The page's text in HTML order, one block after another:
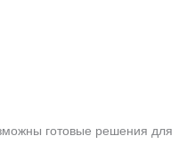
готовые решения для